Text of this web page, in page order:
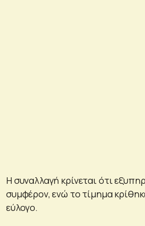
Η συναλλαγή κρίνεται ότι
συμφέρον, ενώ το τίμημα
εύλογο.